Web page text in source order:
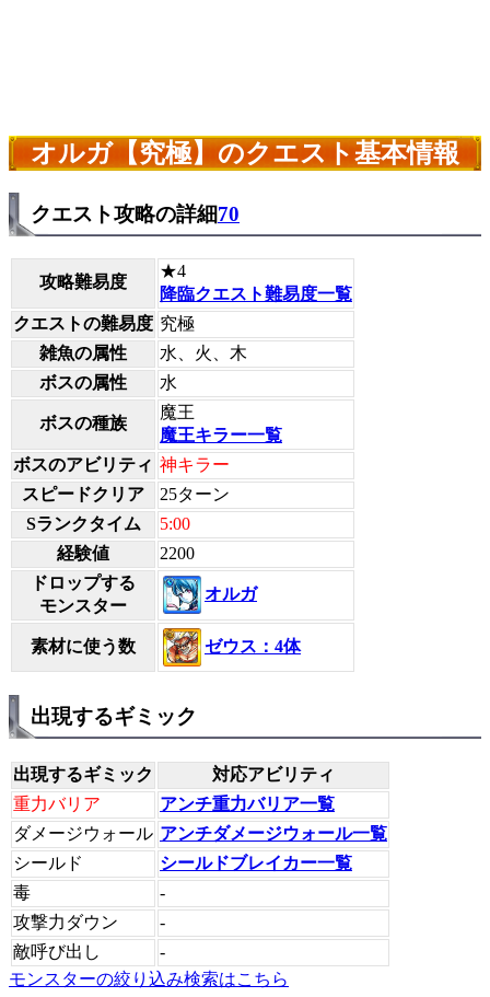
オルガ【究極】のクエスト基本情報
クエスト攻略の詳細70
攻略難易度
★4
降臨クエスト難易度一覧
クエストの難易度 究極
雑魚の属性
水、火、木
ボスの属性
水
ボスの種族
魔王
魔王キラー一覧
ボスのアビリティ 神キラー
スピードクリア
25ターン
Sランクタイム
5:00
経験値
2200
ドロップする
モンスター
オルガ
素材に使う数 ゼウス：4体
出現するギミック
出現するギミック
対応アビリティ
重力バリア
アンチ重力バリア一覧
ダメージウォール アンチダメージウォール一覧
シールド
シールドブレイカー一覧
毒
-
攻撃力ダウン
-
敵呼び出し
-
モンスターの絞り込み検索はこちら